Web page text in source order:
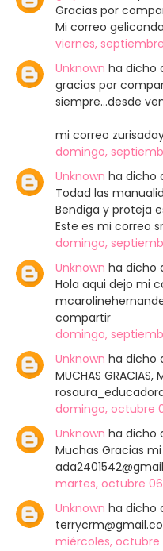
Gracias por
Mi correo
viernes,
Unknown ha dicho
gracias por
siempre...desde
mi correo
domingo,
Unknown ha dicho
Todad las
Bendiga y proteja
Este es mi correo
domingo,
Unknown ha dicho
Hola aqui dejo mi
compartir
domingo,
Unknown ha dicho
MUCHAS GRACIAS,
domingo, octubre
Unknown ha dicho
Muchas Gracias
martes, octubre 06,
Unknown ha dicho
miércoles, octubre